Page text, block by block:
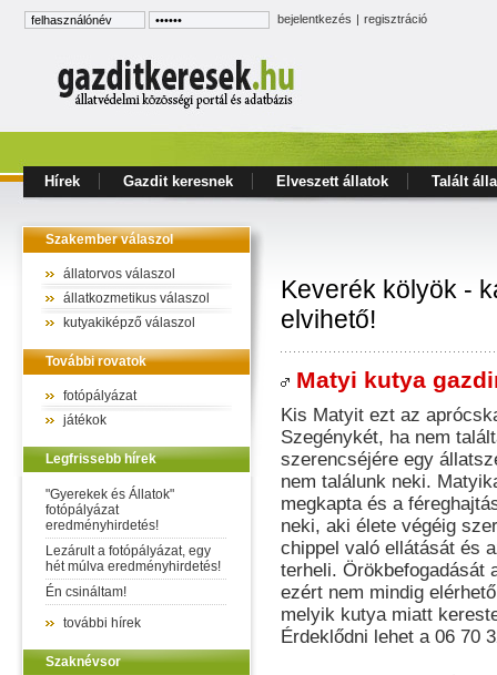
bejelentkezés | regisztráció
Hírek Gazdit keresnek Elveszett állatok Talált
Szakember válaszol
állatorvos válaszol
állatkozmetikus válaszol
kutyakiképző válaszol
További rovatok
fotópályázat
játékok
Legfrissebb hírek
"Gyerekek és Állatok"
fotópályázat
eredményhirdetés!
Lezárult a fotópályázat, egy
hét múlva eredményhirdetés!
Én csináltam!
további hírek
Szaknévsor
Keverék kölyök -
elvihető!
Matyi kutya
Kis Matyit ezt az
Szegénykét, ha nem
szerencséjére egy
nem találunk neki.
megkapta és a
neki, aki élete végéig
chippel való ellátását és
terheli. Örökbefogadását
ezért nem mindig
melyik kutya miatt
Érdeklődni lehet a 06 70